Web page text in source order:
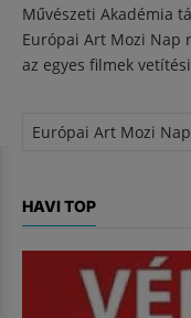
Művészeti Akadémia
Európai Art Mozi Nap
az egyes filmek
Európai Art Mozi Nap
HAVI TOP